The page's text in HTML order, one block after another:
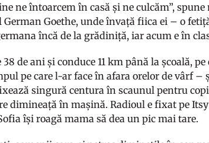
ne întoarcem în casă și ne culcăm”,
German Goethe, unde învață fiica ei – o
încă de la grădiniță, iar acum e în
38 de ani și conduce 11 km până la școală,
pe care l-ar face în afara orelor de vârf
singură centura în scaunul pentru
dimineață în mașină. Radioul e fixat pe
își roagă mama să dea un pic mai tare.